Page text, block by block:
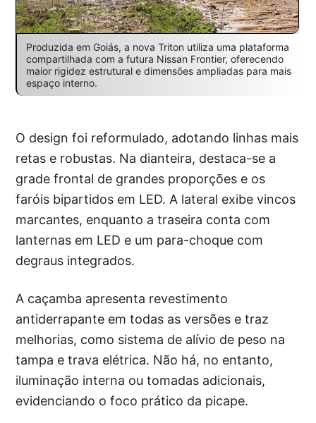
Produzida em Goiás, a nova Triton utiliza uma plataforma
compartilhada com a futura Nissan Frontier, oferecendo
maior rigidez estrutural e dimensões ampliadas para mais
espaço interno.
O design foi reformulado, adotando linhas mais
retas e robustas. Na dianteira, destaca-se a
grade frontal de grandes proporções e os
faróis bipartidos em LED. A lateral exibe vincos
marcantes, enquanto a traseira conta com
lanternas em LED e um para-choque com
degraus integrados.
A caçamba apresenta revestimento
antiderrapante em todas as versões e traz
melhorias, como sistema de alívio de peso na
tampa e trava elétrica. Não há, no entanto,
iluminação interna ou tomadas adicionais,
evidenciando o foco prático da picape.